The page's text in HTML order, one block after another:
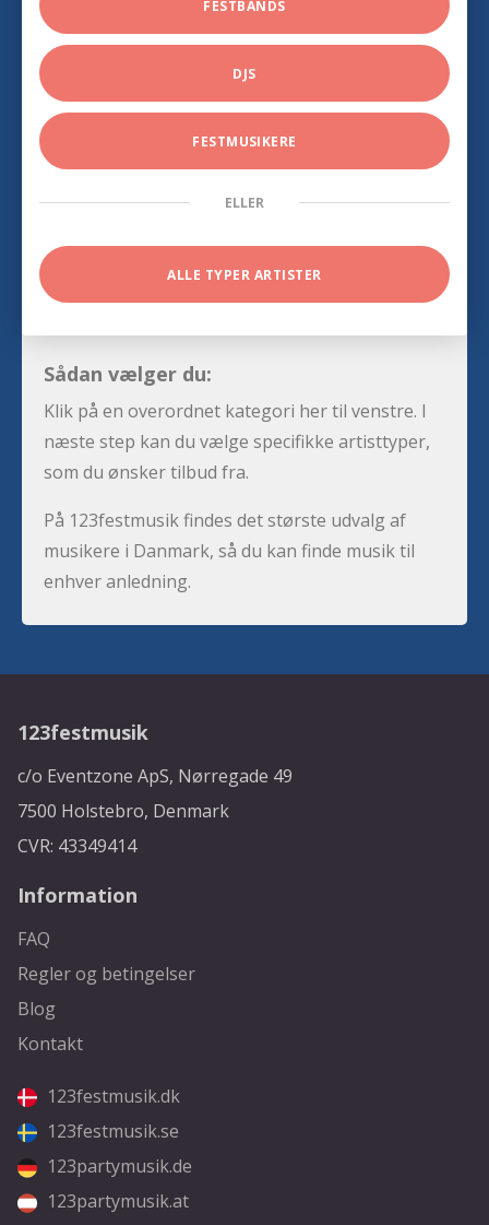
FESTBANDS
DJS
FESTMUSIKERE
ELLER
ALLE TYPER ARTISTER
Sådan vælger du:
Klik på en overordnet kategori her til venstre. I
næste step kan du vælge specifikke artisttyper,
som du ønsker tilbud fra.
På 123festmusik findes det største udvalg af
musikere i Danmark, så du kan finde musik til
enhver anledning.
123festmusik
c/o Eventzone ApS, Nørregade 49
7500 Holstebro, Denmark
CVR: 43349414
Information
FAQ
Regler og betingelser
Blog
Kontakt
123festmusik.dk
123festmusik.se
123partymusik.de
123partymusik.at